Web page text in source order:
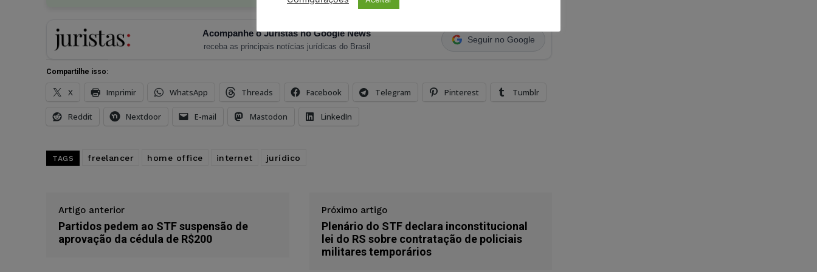
Acompanhe o Juristas no Google News
receba as principais notícias jurídicas do Brasil
Seguir no Google
Compartilhe isso:
X Imprimir WhatsApp Threads Facebook Telegram Pinterest Tumblr
Reddit Nextdoor E-mail Mastodon LinkedIn
TAGS freelancer home office internet jurídico
Artigo anterior
Partidos pedem ao STF suspensão de
aprovação da cédula de R$200
Próximo artigo
Plenário do STF declara inconstitucional
lei do RS sobre contratação de policiais
militares temporários